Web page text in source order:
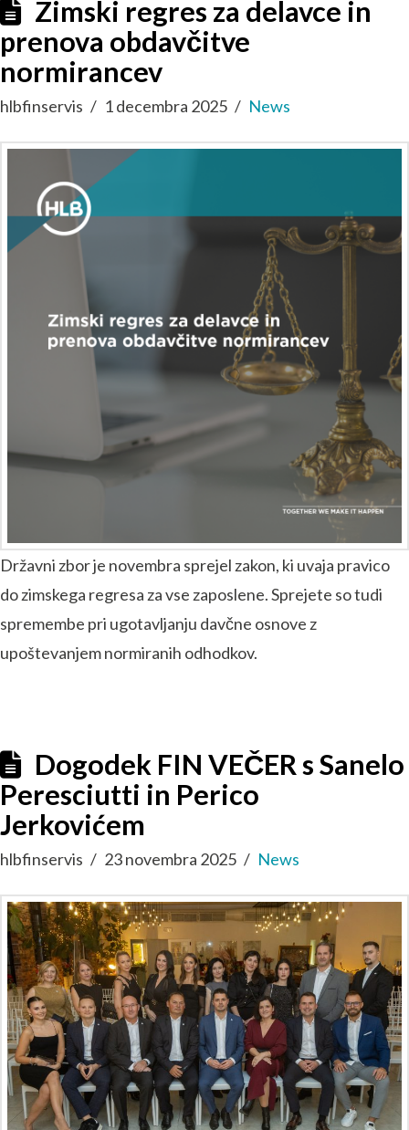
Zimski regres za delavce in
prenova obdavčitve
normirancev
hlbfinservis 1 decembra 2025 News
Državni zbor je novembra sprejel zakon, ki uvaja pravico
do zimskega regresa za vse zaposlene. Sprejete so tudi
spremembe pri ugotavljanju davčne osnove z
upoštevanjem normiranih odhodkov.
Dogodek FIN VEČER s Sanelo
Peresciutti in Perico
Jerkovićem
hlbfinservis 23 novembra 2025 News